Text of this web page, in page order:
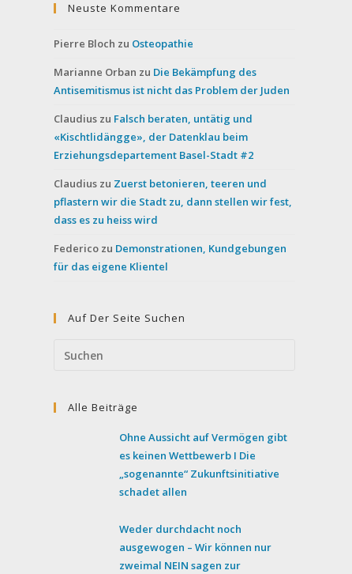
Neuste Kommentare
Pierre Bloch zu Osteopathie
Marianne Orban zu Die Bekämpfung des
Antisemitismus ist nicht das Problem der Juden
Claudius zu Falsch beraten, untätig und
«Kischtlidängge», der Datenklau beim
Erziehungsdepartement Basel-Stadt #2
Claudius zu Zuerst betonieren, teeren und
pflastern wir die Stadt zu, dann stellen wir fest,
dass es zu heiss wird
Federico zu Demonstrationen, Kundgebungen
für das eigene Klientel
Auf Der Seite Suchen
Alle Beiträge
Ohne Aussicht auf Vermögen gibt
es keinen Wettbewerb I Die
„sogenannte“ Zukunftsinitiative
schadet allen
Weder durchdacht noch
ausgewogen – Wir können nur
zweimal NEIN sagen zur